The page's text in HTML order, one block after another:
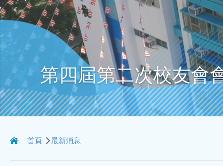
第四屆第二次校友會
航首頁 最新消息